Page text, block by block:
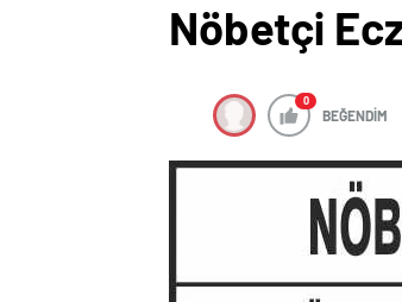
Nöbetçi
0
BEĞENDİM